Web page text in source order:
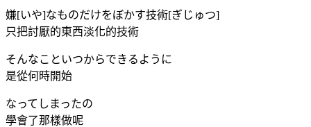
嫌[いや]なものだけをぼかす技術[ぎじゅつ]
只把討厭的東西淡化的技術
そんなこといつからできるように
是從何時開始
なってしまったの
學會了那樣做呢